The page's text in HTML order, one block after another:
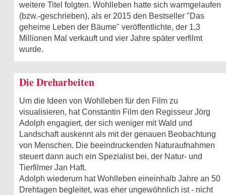
weitere Titel folgten. Wohlleben hatte sich warmgelaufen
(bzw.-geschrieben), als er 2015 den Bestseller "Das
geheime Leben der Bäume" veröffentlichte, der 1,3
Millionen Mal verkauft und vier Jahre später verfilmt
wurde.
Die Dreharbeiten
Um die Ideen von Wohlleben für den Film zu
visualisieren, hat Constantin Film den Regisseur Jörg
Adolph engagiert, der sich weniger mit Wald und
Landschaft auskennt als mit der genauen Beobachtung
von Menschen. Die beeindruckenden Naturaufnahmen
steuert dann auch ein Spezialist bei, der Natur- und
Tierfilmer Jan Haft.
Adolph wiederum hat Wohlleben eineinhalb Jahre an 50
Drehtagen begleitet, was eher ungewöhnlich ist - nicht